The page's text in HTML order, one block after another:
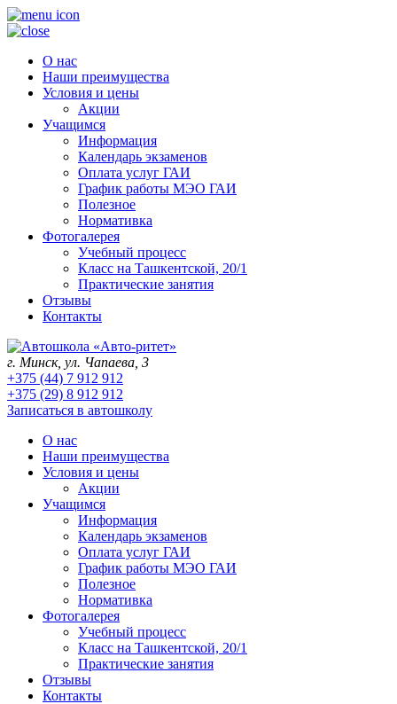
О нас
Наши преимущества
Условия и цены
Акции
Учащимся
Информация
Календарь экзаменов
Оплата услуг ГАИ
График работы МЭО ГАИ
Полезное
Нормативка
Фотогалерея
Учебный процесс
Класс на Ташкентской, 20/1
Практические занятия
Отзывы
Контакты
г. Минск, ул. Чапаева, 3
+375 (44) 7 912 912
+375 (29) 8 912 912
Записаться в автошколу
О нас
Наши преимущества
Условия и цены
Акции
Учащимся
Информация
Календарь экзаменов
Оплата услуг ГАИ
График работы МЭО ГАИ
Полезное
Нормативка
Фотогалерея
Учебный процесс
Класс на Ташкентской, 20/1
Практические занятия
Отзывы
Контакты